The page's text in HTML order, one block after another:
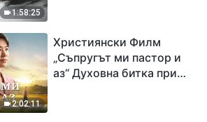
1:58:25
Исус
2:02:11
Християнски Филм
„Съпругът ми пастор и
аз“ Духовна битка при